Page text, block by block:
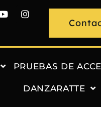
PRUEBAS DE
DANZARATTE